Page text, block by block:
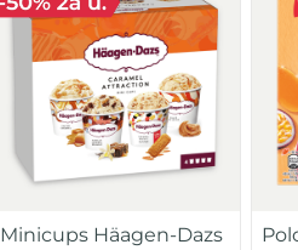
Minicups Häagen-Dazs